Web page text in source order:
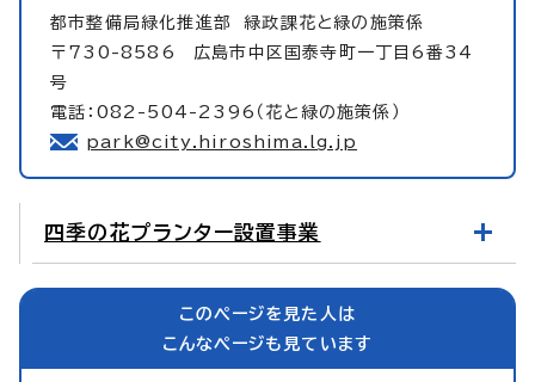
都市整備局緑化推進部緑政課花と緑の施策係
〒730-8586 広島市中区国泰寺町一丁目6番34
号
電話：082-504-2396（花と緑の施策係）
park@city.hiroshima.lg.jp
四季の花プランター設置事業
このページを見た人は
こんなページも見ています